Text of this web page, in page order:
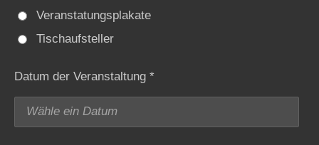
Veranstatungsplakate
Tischaufsteller
Datum der Veranstaltung *